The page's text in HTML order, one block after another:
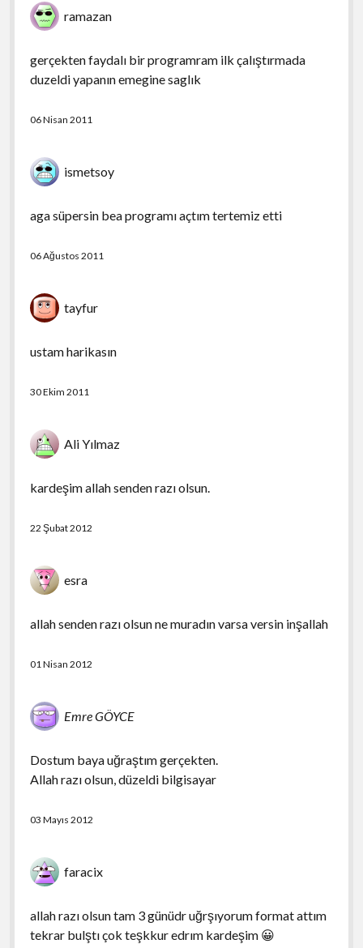
ramazan
gerçekten faydalı bir programram ilk çalıştırmada
duzeldi yapanın emegine saglık
06 Nisan 2011
ismetsoy
aga süpersin bea programı açtım tertemiz etti
06 Ağustos 2011
tayfur
ustam harikasın
30 Ekim 2011
Ali Yılmaz
kardeşim allah senden razı olsun.
22 Şubat 2012
esra
allah senden razı olsun ne muradın varsa versin inşallah
01 Nisan 2012
Emre GÖYCE
Dostum baya uğraştım gerçekten.
Allah razı olsun, düzeldi bilgisayar
03 Mayıs 2012
faracix
allah razı olsun tam 3 günüdr uğrşıyorum format attım
tekrar bulştı çok teşkkur edrım kardeşim 😀